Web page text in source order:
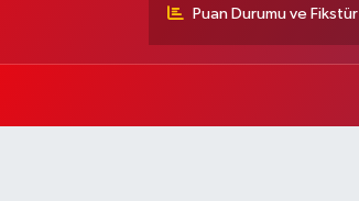
Puan Durumu ve Fikstür